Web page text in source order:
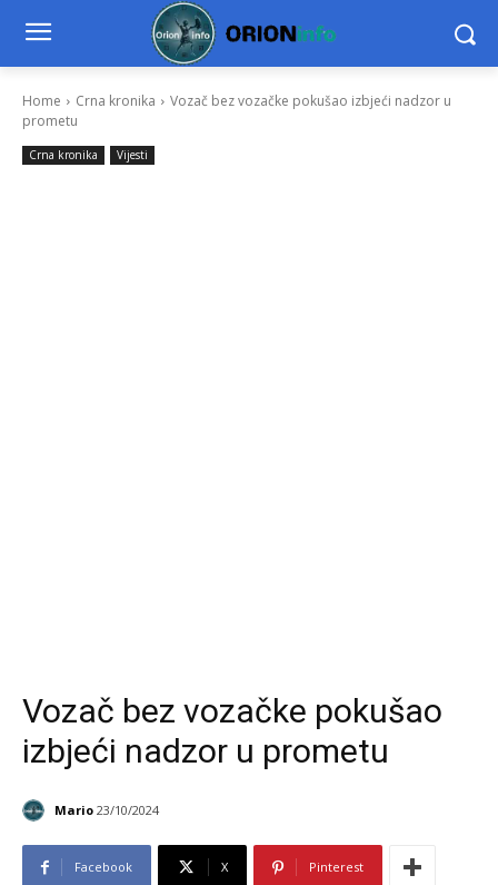
Home Crna kronika
Vozač bez vozačke pokušao izbjeći nadzor u
prometu
Crna kronika Vijesti
Vozač bez vozačke pokušao
izbjeći nadzor u prometu
Mario 23/10/2024
Facebook X Pinterest